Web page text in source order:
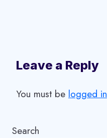
Leave a Reply
You must be logged in
Search